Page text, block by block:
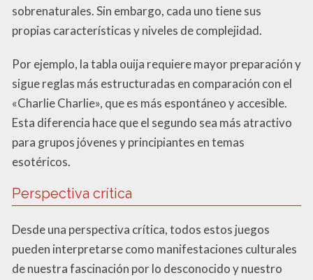
sobrenaturales. Sin embargo, cada uno tiene sus
propias características y niveles de complejidad.
Por ejemplo, la tabla ouija requiere mayor preparación y
sigue reglas más estructuradas en comparación con el
«Charlie Charlie», que es más espontáneo y accesible.
Esta diferencia hace que el segundo sea más atractivo
para grupos jóvenes y principiantes en temas
esotéricos.
Perspectiva crítica
Desde una perspectiva crítica, todos estos juegos
pueden interpretarse como manifestaciones culturales
de nuestra fascinación por lo desconocido y nuestro